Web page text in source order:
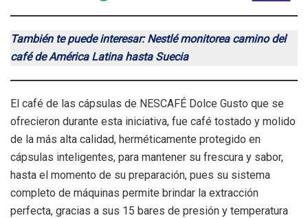
También te puede interesar: Nestlé monitorea camino del
café de América Latina hasta Suecia
El café de las cápsulas de NESCAFÉ Dolce Gusto que se
ofrecieron durante esta iniciativa, fue café tostado y molido
de la más alta calidad, herméticamente protegido en
cápsulas inteligentes, para mantener su frescura y sabor,
hasta el momento de su preparación, pues su sistema
completo de máquinas permite brindar la extracción
perfecta, gracias a sus 15 bares de presión y temperatura